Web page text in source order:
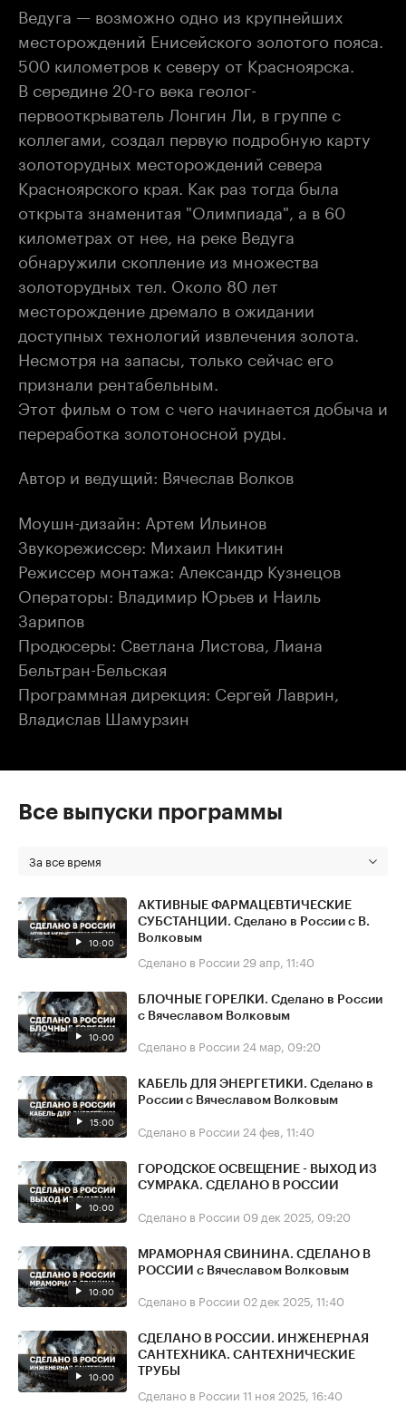
Ведуга — возможно одно из крупнейших
месторождений Енисейского золотого пояса.
500 километров к северу от Красноярска.
В середине 20-го века геолог-
первооткрыватель Лонгин Ли, в группе с
коллегами, создал первую подробную карту
золоторудных месторождений севера
Красноярского края. Как раз тогда была
открыта знаменитая "Олимпиада", а в 60
километрах от нее, на реке Ведуга
обнаружили скопление из множества
золоторудных тел. Около 80 лет
месторождение дремало в ожидании
доступных технологий извлечения золота.
Несмотря на запасы, только сейчас его
признали рентабельным.
Этот фильм о том с чего начинается добыча и
переработка золотоносной руды.
Автор и ведущий: Вячеслав Волков
Моушн-дизайн: Артем Ильинов
Звукорежиссер: Михаил Никитин
Режиссер монтажа: Александр Кузнецов
Операторы: Владимир Юрьев и Наиль
Зарипов
Продюсеры: Светлана Листова, Лиана
Бельтран-Бельская
Программная дирекция: Сергей Лаврин,
Владислав Шамурзин
Все выпуски программы
За все время
10:00
АКТИВНЫЕ ФАРМАЦЕВТИЧЕСКИЕ
СУБСТАНЦИИ. Сделано в России с В.
Волковым
Сделано в России 29 апр, 11:40
10:00
БЛОЧНЫЕ ГОРЕЛКИ. Сделано в России
с Вячеславом Волковым
Сделано в России 24 мар, 09:20
15:00
КАБЕЛЬ ДЛЯ ЭНЕРГЕТИКИ. Сделано в
России с Вячеславом Волковым
Сделано в России 24 фев, 11:40
10:00
ГОРОДСКОЕ ОСВЕЩЕНИЕ - ВЫХОД ИЗ
СУМРАКА. СДЕЛАНО В РОССИИ
Сделано в России 09 дек 2025, 09:20
10:00
МРАМОРНАЯ СВИНИНА. СДЕЛАНО В
РОССИИ с Вячеславом Волковым
Сделано в России 02 дек 2025, 11:40
10:00
СДЕЛАНО В РОССИИ. ИНЖЕНЕРНАЯ
САНТЕХНИКА. САНТЕХНИЧЕСКИЕ
ТРУБЫ
Сделано в России 11 ноя 2025, 16:40